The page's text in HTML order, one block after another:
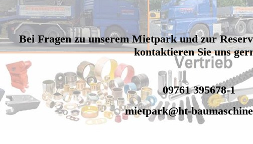
Bei Fragen zu unserem Mietpark und zur
kontaktieren Sie uns
09761 395678-1
mietpark@ht-